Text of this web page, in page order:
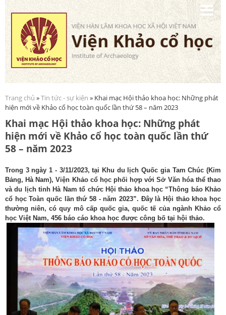
Nhảy
đến
nội
dung
Bạn đang ở đây
Trang chủ »Tin tức - sự kiện » Khai mạc Hội thảo khoa học: Những phát
hiện mới về Khảo cổ học toàn quốc lần thứ 58 – năm 2023
Khai mạc Hội thảo khoa học: Những phát
hiện mới về Khảo cổ học toàn quốc lần thứ
58 – năm 2023
Trong 3 ngày 1 - 3/11/2023, tại Khu du lịch Quốc gia Tam Chúc (Kim
Bảng, Hà Nam), Viện Khảo cổ học phối hợp với Sở Văn hóa thể thao
và du lịch tỉnh Hà Nam tổ chức Hội thảo khoa học “Thông báo Khảo
cổ học Toàn quốc lần thứ 58 - năm 2023”. Đây là Hội thảo khoa học
thường niên, có quy mô cấp quốc gia, quốc tế của ngành Khảo cổ
học Việt Nam, 456 báo cáo khoa học được công bố tại hội thảo.